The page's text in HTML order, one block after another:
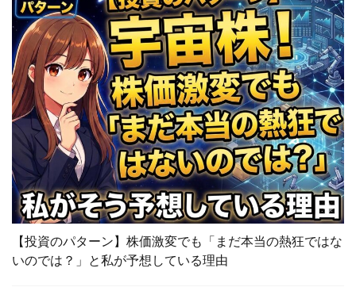
【投資のパターン】株価激変でも「まだ本当の熱狂ではな
いのでは？」と私が予想している理由